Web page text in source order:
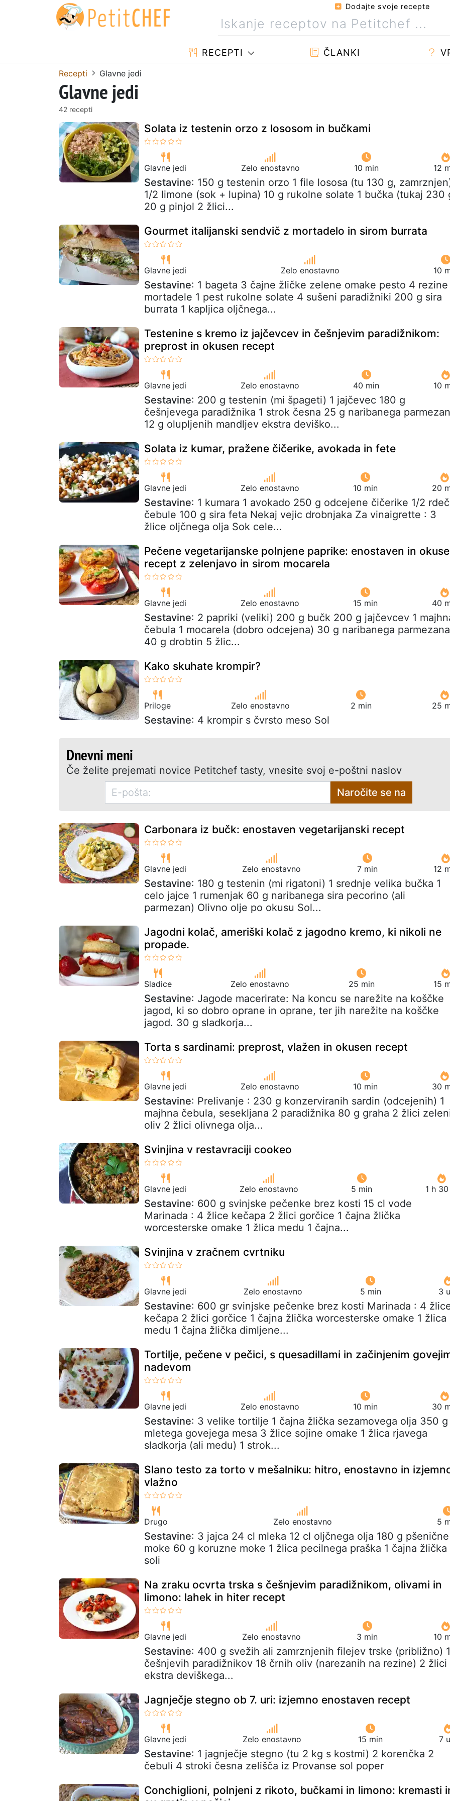
Dodajte svoje recepte
RECEPTI ČLANKI
Recepti Glavne jedi
Glavne jedi
42 recepti
Solata iz testenin orzo z lososom in bučkami
Glavne jedi Zelo enostavno 10 min 12
Sestavine: 150 g testenin orzo 1 file lososa (tu 130 g,
1/2 limone (sok + lupina) 10 g rukolne solate 1 bučka (tukaj 230
20 g pinjol 2 žlici...
Gourmet italijanski sendvič z mortadelo in sirom burrata
Glavne jedi Zelo enostavno 10
Sestavine: 1 bageta 3 čajne žličke zelene omake pesto 4 rezine
mortadele 1 pest rukolne solate 4 sušeni paradižniki 200 g sira
burrata 1 kapljica oljčnega...
Testenine s kremo iz jajčevcev in češnjevim paradižnikom:
preprost in okusen recept
Glavne jedi Zelo enostavno 40 min 10
Sestavine: 200 g testenin (mi špageti) 1 jajčevec 180 g
češnjevega paradižnika 1 strok česna 25 g naribanega
12 g olupljenih mandljev ekstra deviško...
Solata iz kumar, pražene čičerike, avokada in fete
Glavne jedi Zelo enostavno 10 min 20
Sestavine: 1 kumara 1 avokado 250 g odcejene čičerike 1/2
čebule 100 g sira feta Nekaj vejic drobnjaka Za vinaigrette : 3
žlice oljčnega olja Sok cele...
Pečene vegetarijanske polnjene paprike: enostaven in
recept z zelenjavo in sirom mocarela
Glavne jedi Zelo enostavno 15 min 40
Sestavine: 2 papriki (veliki) 200 g bučk 200 g jajčevcev 1
čebula 1 mocarela (dobro odcejena) 30 g naribanega parmezana
40 g drobtin 5 žlic...
Kako skuhate krompir?
Priloge Zelo enostavno 2 min 25
Sestavine: 4 krompir s čvrsto meso Sol
Dnevni meni
Če želite prejemati novice Petitchef tasty, vnesite svoj e-poštni naslov
Naročite se na
Carbonara iz bučk: enostaven vegetarijanski recept
Glavne jedi Zelo enostavno 7 min 12
Sestavine: 180 g testenin (mi rigatoni) 1 srednje velika bučka 1
celo jajce 1 rumenjak 60 g naribanega sira pecorino (ali
parmezan) Olivno olje po okusu Sol...
Jagodni kolač, ameriški kolač z jagodno kremo, ki nikoli ne
propade.
Sladice Zelo enostavno 25 min 15
Sestavine: Jagode macerirate: Na koncu se narežite na koščke
jagod, ki so dobro oprane in oprane, ter jih narežite na koščke
jagod. 30 g sladkorja...
Torta s sardinami: preprost, vlažen in okusen recept
Glavne jedi Zelo enostavno 10 min 30
Sestavine: Prelivanje : 230 g konzerviranih sardin (odcejenih) 1
majhna čebula, sesekljana 2 paradižnika 80 g graha 2 žlici
oliv 2 žlici olivnega olja...
Svinjina v restavraciji cookeo
Glavne jedi Zelo enostavno 5 min 1 h
Sestavine: 600 g svinjske pečenke brez kosti 15 cl vode
Marinada : 4 žlice kečapa 2 žlici gorčice 1 čajna žlička
worcesterske omake 1 žlica medu 1 čajna...
Svinjina v zračnem cvrtniku
Glavne jedi Zelo enostavno 5 min 3
Sestavine: 600 gr svinjske pečenke brez kosti Marinada : 4
kečapa 2 žlici gorčice 1 čajna žlička worcesterske omake 1 žlica
medu 1 čajna žlička dimljene...
Tortilje, pečene v pečici, s quesadillami in začinjenim
nadevom
Glavne jedi Zelo enostavno 10 min 30
Sestavine: 3 velike tortilje 1 čajna žlička sezamovega olja 350 g
mletega govejega mesa 3 žlice sojine omake 1 žlica rjavega
sladkorja (ali medu) 1 strok...
Slano testo za torto v mešalniku: hitro, enostavno in
vlažno
Drugo Zelo enostavno 5
Sestavine: 3 jajca 24 cl mleka 12 cl oljčnega olja 180 g pšenične
moke 60 g koruzne moke 1 žlica pecilnega praška 1 čajna žlička
soli
Na zraku ocvrta trska s češnjevim paradižnikom, olivami in
limono: lahek in hiter recept
Glavne jedi Zelo enostavno 3 min 10
Sestavine: 400 g svežih ali zamrznjenih filejev trske (približno)
češnjevih paradižnikov 18 črnih oliv (narezanih na rezine) 2 žlici
ekstra deviškega...
Jagnječje stegno ob 7. uri: izjemno enostaven recept
Glavne jedi Zelo enostavno 15 min 7
Sestavine: 1 jagnječje stegno (tu 2 kg s kostmi) 2 korenčka 2
čebuli 4 stroki česna zelišča iz Provanse sol poper
Conchiglioni, polnjeni z rikoto, bučkami in limono: kremasti